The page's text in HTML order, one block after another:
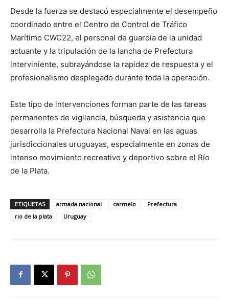
Desde la fuerza se destacó especialmente el desempeño
coordinado entre el Centro de Control de Tráfico
Marítimo CWC22, el personal de guardia de la unidad
actuante y la tripulación de la lancha de Prefectura
interviniente, subrayándose la rapidez de respuesta y el
profesionalismo desplegado durante toda la operación.
Este tipo de intervenciones forman parte de las tareas
permanentes de vigilancia, búsqueda y asistencia que
desarrolla la Prefectura Nacional Naval en las aguas
jurisdiccionales uruguayas, especialmente en zonas de
intenso movimiento recreativo y deportivo sobre el Río
de la Plata.
ETIQUETAS armada nacional carmelo
Prefectura
rio de la plata
Uruguay